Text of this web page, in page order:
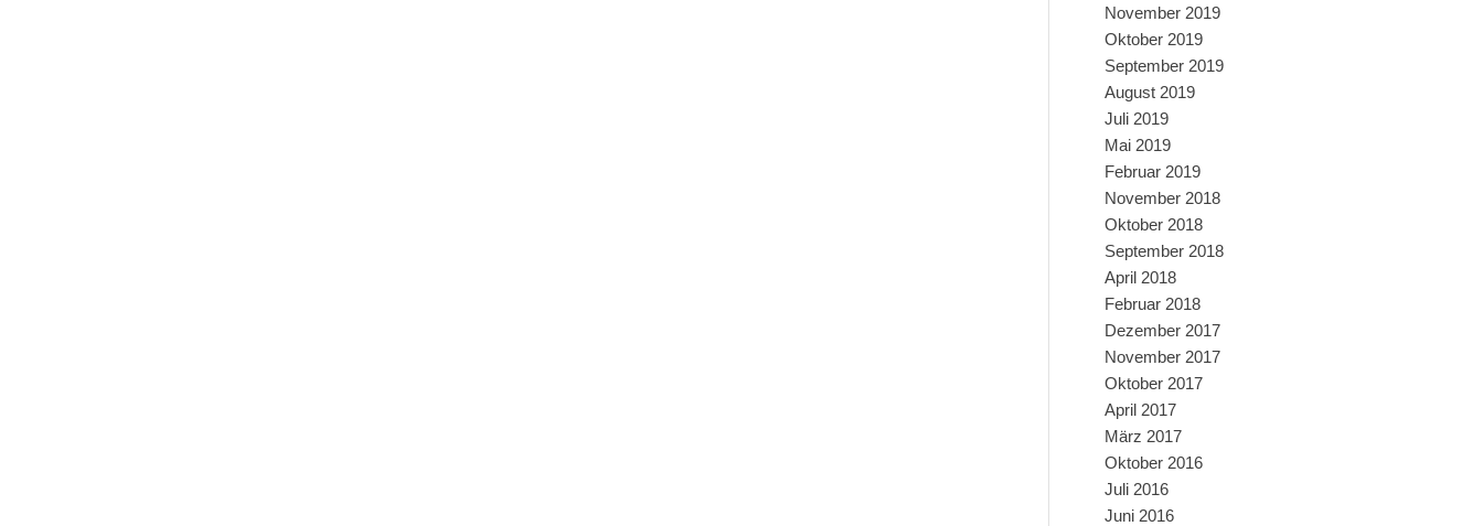
November 2019
Oktober 2019
September 2019
August 2019
Juli 2019
Mai 2019
Februar 2019
November 2018
Oktober 2018
September 2018
April 2018
Februar 2018
Dezember 2017
November 2017
Oktober 2017
April 2017
März 2017
Oktober 2016
Juli 2016
Juni 2016